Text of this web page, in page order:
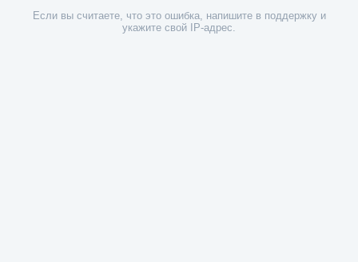
Если вы считаете, что это ошибка, напишите в поддержку и
укажите свой IP-адрес.